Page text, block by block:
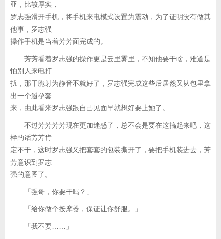
亚，比较厚实，
罗志强滑开手机，将手机来电模式设置为震动，为了证明没有做其
他事，罗志强
操作手机是当着芳芳面完成的。
芳芳看着罗志强的操作更是云里雾里，不知他要干啥，难道是
怕别人来电打
扰，那干脆射为静音不就好了，罗志强完成这些后居然又从包里拿
出一个避孕套
来，由此看来罗志强跟自己见面早就想好要上她了。
不过芳芳芳芳现在更加迷惑了，总不会是要在这搞起来吧，这
样的话芳芳肯
定不干，这时罗志强又把套套的包装撕开了，要把手机装进去，芳
芳意识到罗志
强的意图了。
「强哥，你要干吗？」
「给你做个按摩器，保证让你舒服。」
「我不要……」